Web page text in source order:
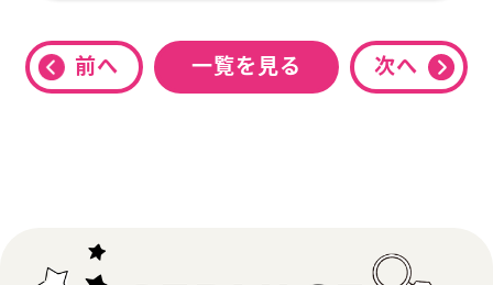
前へ 一覧を見る 次へ